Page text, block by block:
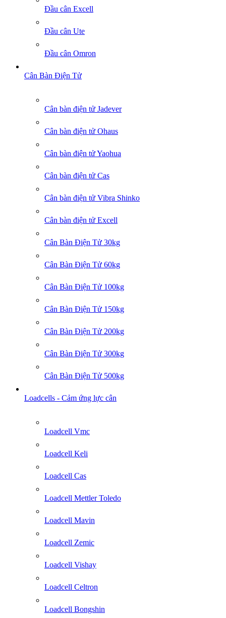
Đầu cân Excell
Đầu cân Ute
Đầu cân Omron
Cân Bàn Điện Tử
Cân bàn điện tử Jadever
Cân bàn điện tử Ohaus
Cân bàn điện tử Yaohua
Cân bàn điện tử Cas
Cân bàn điện tử Vibra Shinko
Cân bàn điện tử Excell
Cân Bàn Điện Tử 30kg
Cân Bàn Điện Tử 60kg
Cân Bàn Điện Tử 100kg
Cân Bàn Điện Tử 150kg
Cân Bàn Điện Tử 200kg
Cân Bàn Điện Tử 300kg
Cân Bàn Điện Tử 500kg
Loadcells - Cảm ứng lực cân
Loadcell Vmc
Loadcell Keli
Loadcell Cas
Loadcell Mettler Toledo
Loadcell Mavin
Loadcell Zemic
Loadcell Vishay
Loadcell Celtron
Loadcell Bongshin